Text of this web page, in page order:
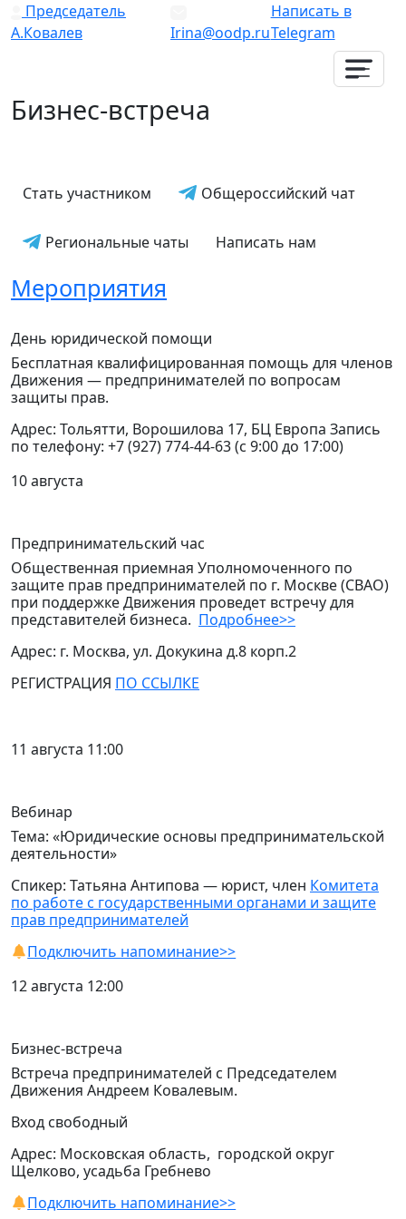
Председатель
А.Ковалев
Irina@oodp.ru
Написать в
Telegram
Бизнес-встреча
Стать участником Общероссийский чат
Региональные чаты Написать нам
Мероприятия
День юридической помощи
Бесплатная квалифицированная помощь для членов
Движения — предпринимателей по вопросам
защиты прав.
Адрес: Тольятти, Ворошилова 17, БЦ Европа Запись
по телефону: +7 (927) 774-44-63 (с 9:00 до 17:00)
10 августа
Предпринимательский час
Общественная приемная Уполномоченного по
защите прав предпринимателей по г. Москве (СВАО)
при поддержке Движения проведет встречу для
представителей бизнеса. Подробнее>>
Адрес: г. Москва, ул. Докукина д.8 корп.2
РЕГИСТРАЦИЯ ПО ССЫЛКЕ
11 августа 11:00
Вебинар
Тема: «Юридические основы предпринимательской
деятельности»
Спикер: Татьяна Антипова — юрист, член Комитета
по работе с государственными органами и защите
прав предпринимателей
Подключить напоминание>>
12 августа 12:00
Бизнес-встреча
Встреча предпринимателей с Председателем
Движения Андреем Ковалевым.
Вход свободный
Адрес: Московская область, городской округ
Щелково, усадьба Гребнево
Подключить напоминание>>